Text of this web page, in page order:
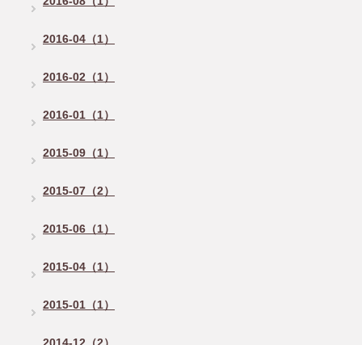
2016-04（1）
2016-02（1）
2016-01（1）
2015-09（1）
2015-07（2）
2015-06（1）
2015-04（1）
2015-01（1）